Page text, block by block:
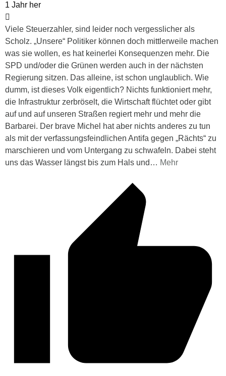
1 Jahr her
Viele Steuerzahler, sind leider noch vergesslicher als
Scholz. „Unsere“ Politiker können doch mittlerweile machen
was sie wollen, es hat keinerlei Konsequenzen mehr. Die
SPD und/oder die Grünen werden auch in der nächsten
Regierung sitzen. Das alleine, ist schon unglaublich. Wie
dumm, ist dieses Volk eigentlich? Nichts funktioniert mehr,
die Infrastruktur zerbröselt, die Wirtschaft flüchtet oder gibt
auf und auf unseren Straßen regiert mehr und mehr die
Barbarei. Der brave Michel hat aber nichts anderes zu tun
als mit der verfassungsfeindlichen Antifa gegen „Rächts“ zu
marschieren und vom Untergang zu schwafeln. Dabei steht
uns das Wasser längst bis zum Hals und … Mehr